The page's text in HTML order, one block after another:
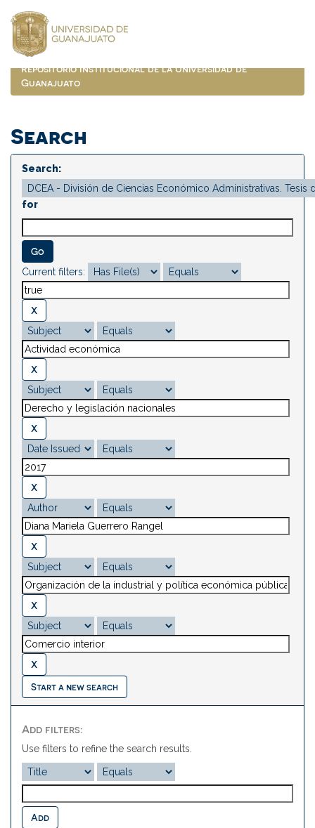
navigation
Repositorio Institucional de la Universidad de
Guanajuato
Search
Search:
for
Current filters:
Start a new search
Add filters:
Use filters to refine the search results.